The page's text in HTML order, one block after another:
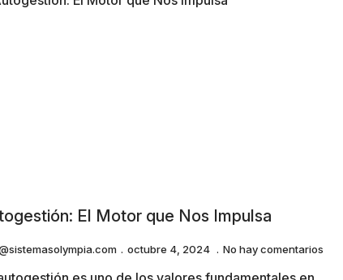
El Motor que Nos Impulsa
octubre 4, 2024 No hay comentarios